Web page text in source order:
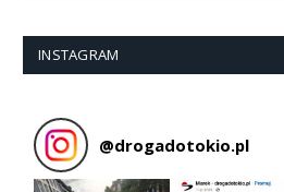
INSTAGRAM
@drogadotokio.pl